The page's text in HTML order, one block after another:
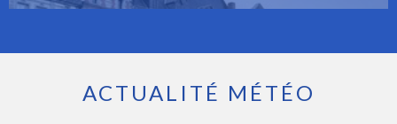
ACTUALITÉ MÉTÉO